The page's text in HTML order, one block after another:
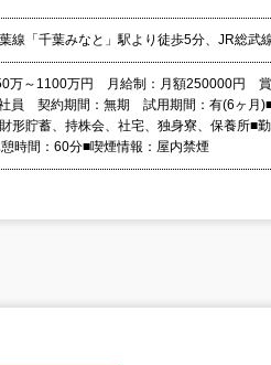
線「千葉みなと」駅より徒歩5分、JR総武
万～1100万円 月給制：月額250000円
員 契約期間：無期 試用期間：有(6ヶ月)■
形貯蓄、持株会、社宅、独身寮、保養所■
間：60分■喫煙情報：屋内禁煙